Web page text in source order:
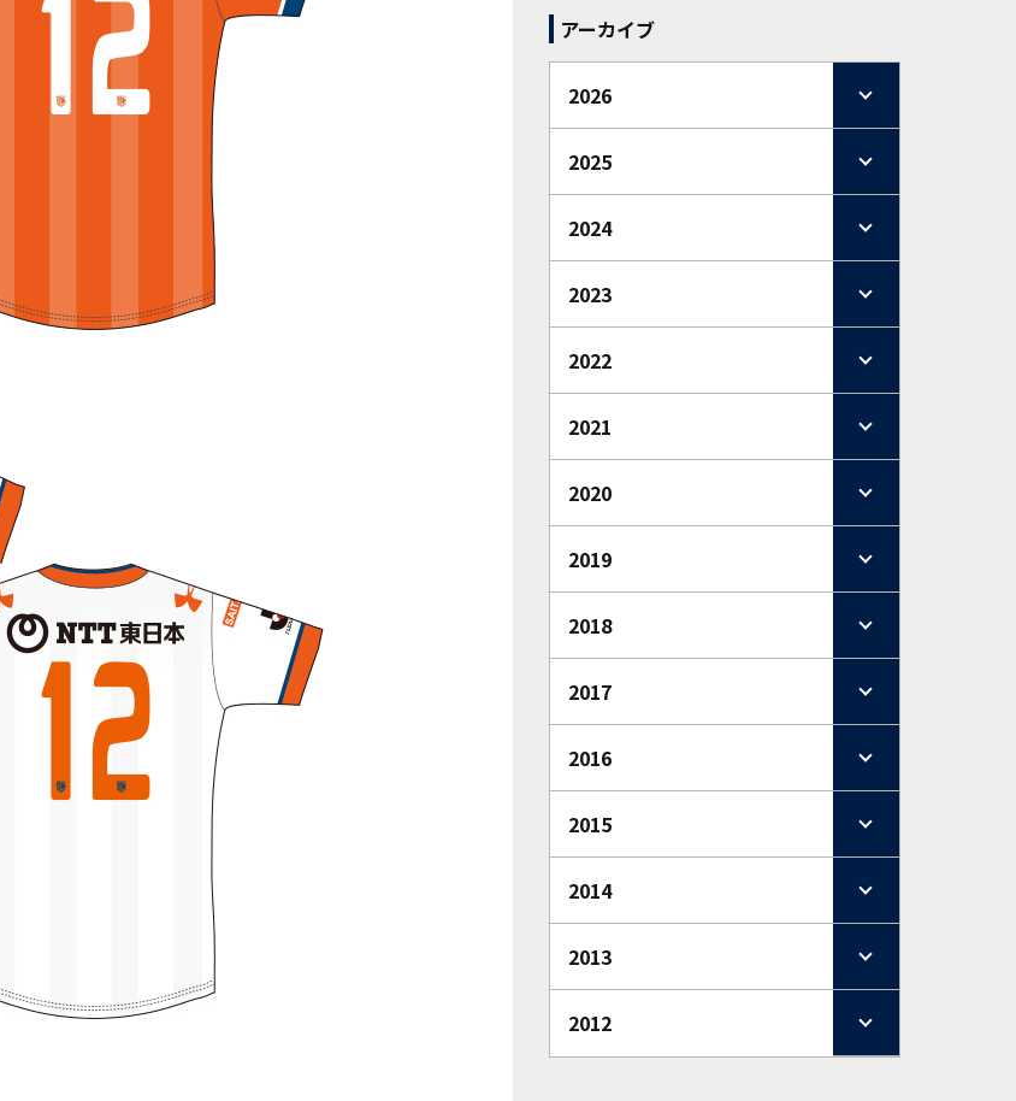
アーカイブ
2026
2025
2024
2023
2022
2021
2020
2019
2018
2017
2016
2015
2014
2013
2012